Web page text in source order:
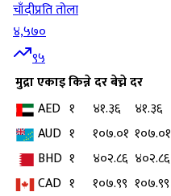
चाँदीप्रति तोला
४,५७०
९५
मुद्राएकाइकिन्ने दरबेच्ने दर
AED १ ४१.३६
४१.३६
AUD १ १०७.०१ १०७.०१
BHD १ ४०२.८६ ४०२.८६
CAD १ १०७.९९ १०७.९९